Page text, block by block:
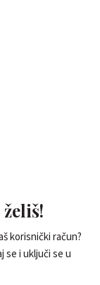
korisnički račun?
se i uključi se u